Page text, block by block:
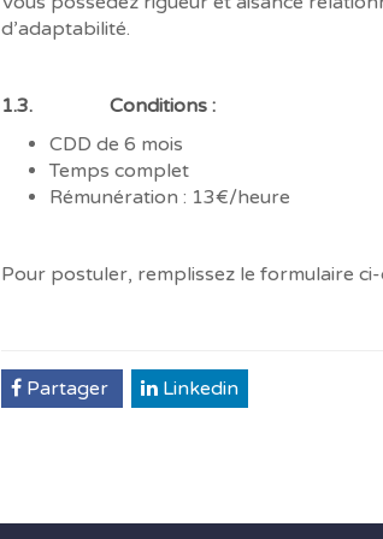
d’adaptabilité.
1.3. Conditions :
CDD de 6 mois
Temps complet
Rémunération : 13€/heure
Pour postuler, remplissez le formulaire ci-
Partager Linkedin